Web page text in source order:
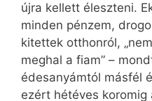
újra kellett éleszteni.
minden pénzem,
kitettek otthonról,
meghal a fiam” –
édesanyámtól másfél
ezért hétéves koromig